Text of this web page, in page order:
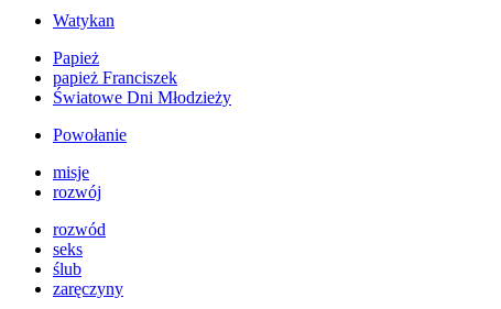
Watykan
Papież
papież Franciszek
Światowe Dni Młodzieży
Powołanie
misje
rozwój
rozwód
seks
ślub
zaręczyny